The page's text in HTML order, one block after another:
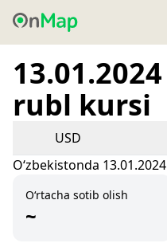
rubl kursi
USD
Oʻzbekistonda
O‘rtacha sotib olish
~